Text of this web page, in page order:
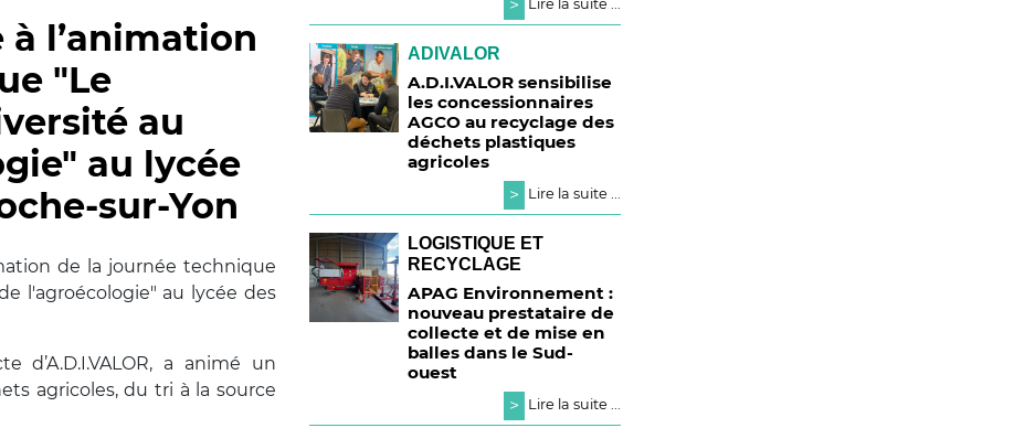
à l’animation
"Le
au
au lycée
sur-Yon
de la journée technique
l'agroécologie" au lycée des
d’A.D.I.VALOR, a animé un
agricoles, du tri à la source
>
Lire la suite ...
ADIVALOR
A.D.I.VALOR sensibilise
les concessionnaires
AGCO au recyclage des
déchets plastiques
agricoles
>
Lire la suite ...
LOGISTIQUE ET
RECYCLAGE
APAG Environnement :
nouveau prestataire de
collecte et de mise en
balles dans le Sud-
ouest
>
Lire la suite ...